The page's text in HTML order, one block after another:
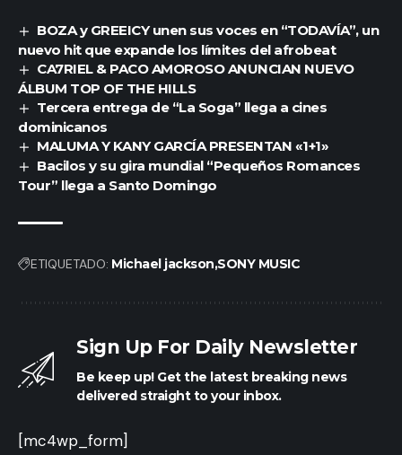
BOZA y GREEICY unen sus voces en “TODAVÍA”, un
nuevo hit que expande los límites del afrobeat
CA7RIEL & PACO AMOROSO ANUNCIAN NUEVO
ÁLBUM TOP OF THE HILLS
Tercera entrega de “La Soga” llega a cines
dominicanos
MALUMA Y KANY GARCÍA PRESENTAN «1+1»
Bacilos y su gira mundial “Pequeños Romances
Tour” llega a Santo Domingo
ETIQUETADO: Michael jackson SONY MUSIC
Sign Up For Daily Newsletter
Be keep up! Get the latest breaking news
delivered straight to your inbox.
[mc4wp_form]